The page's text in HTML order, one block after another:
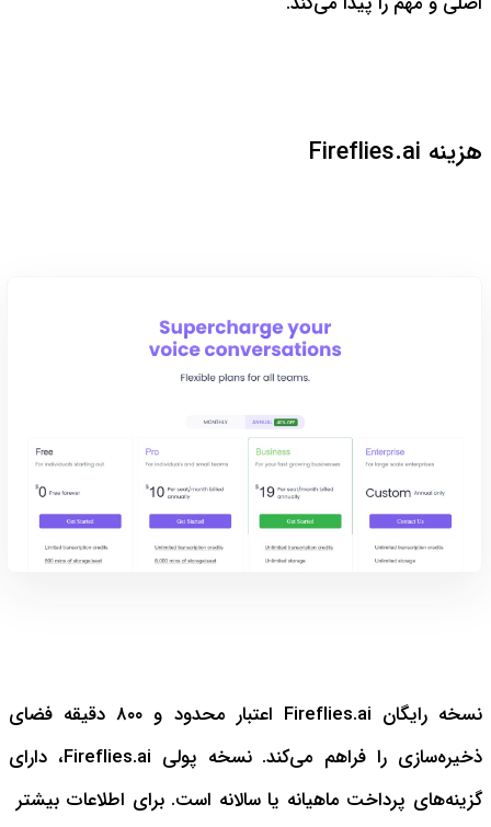
هزینه Fireflies.ai
نسخه رایگان Fireflies.ai اعتبار محدود و ۸۰۰ دقیقه فضای
ذخیره‌سازی را فراهم می‌کند. نسخه پولی Fireflies.ai، دارای
گزینه‌های پرداخت ماهیانه یا سالانه است. برای اطلاعات بیشتر